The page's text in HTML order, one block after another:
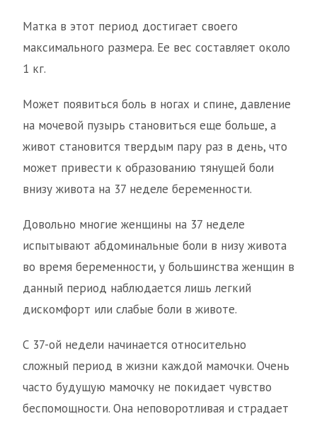
Матка в этот период достигает своего
максимального размера. Ее вес составляет около
1 кг.
Может появиться боль в ногах и спине, давление
на мочевой пузырь становиться еще больше, а
живот становится твердым пару раз в день, что
может привести к образованию тянущей боли
внизу живота на 37 неделе беременности.
Довольно многие женщины на 37 неделе
испытывают абдоминальные боли в низу живота
во время беременности, у большинства женщин в
данный период наблюдается лишь легкий
дискомфорт или слабые боли в животе.
С 37-ой недели начинается относительно
сложный период в жизни каждой мамочки. Очень
часто будущую мамочку не покидает чувство
беспомощности. Она неповоротливая и страдает